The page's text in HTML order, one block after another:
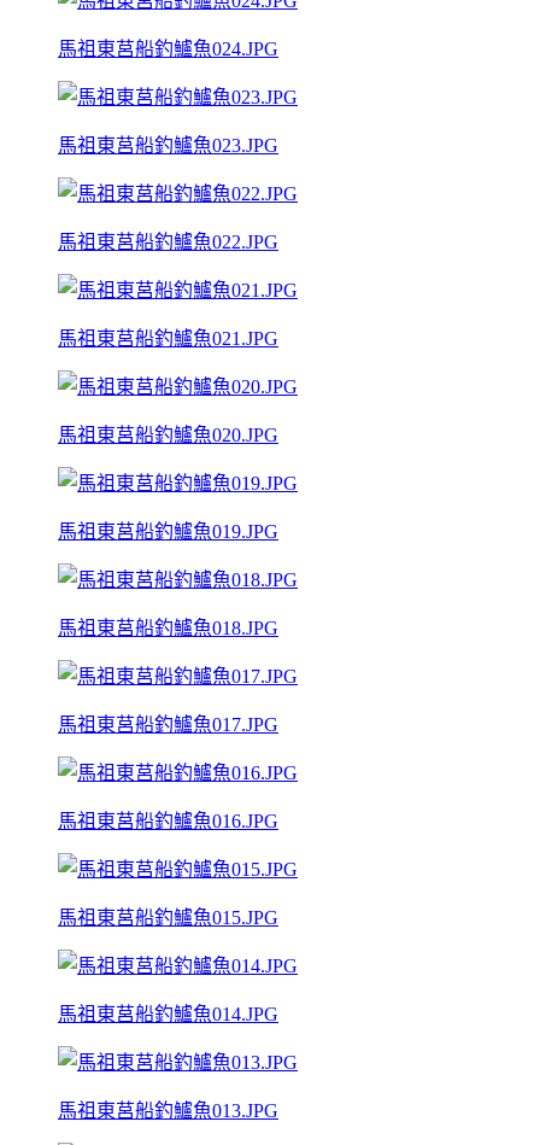
馬祖東莒船釣鱸魚024.JPG
馬祖東莒船釣鱸魚023.JPG
馬祖東莒船釣鱸魚022.JPG
馬祖東莒船釣鱸魚021.JPG
馬祖東莒船釣鱸魚020.JPG
馬祖東莒船釣鱸魚019.JPG
馬祖東莒船釣鱸魚018.JPG
馬祖東莒船釣鱸魚017.JPG
馬祖東莒船釣鱸魚016.JPG
馬祖東莒船釣鱸魚015.JPG
馬祖東莒船釣鱸魚014.JPG
馬祖東莒船釣鱸魚013.JPG